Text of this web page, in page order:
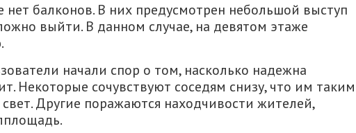
балконов. В них предусмотрен небольшой выступ
выйти. В данном случае, на девятом этаже
начали спор о том, насколько надежна
Некоторые сочувствуют соседям снизу, что им таким
Другие поражаются находчивости жителей,